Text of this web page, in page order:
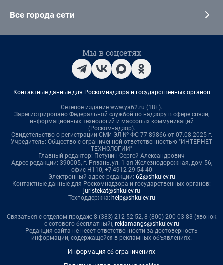
Все города сети
Мы в соцсетях
Контактные данные для Роскомнадзора и государственных органов
Сетевое издание www.ya62.ru (18+).
Зарегистрировано Федеральной службой по надзору в сфере связи,
информационных технологий и массовых коммуникаций
(Роскомнадзор).
Свидетельство о регистрации СМИ ЭЛ № ФС 77-89866 от 07.08.2025 г.
Учредитель: Общество с ограниченной ответственностью "ИНТЕРНЕТ
ТЕХНОЛОГИИ"
Главный редактор: Петунин Сергей Александрович
Адрес редакции: 390005, г. Рязань, ул. 1-ая Железнодорожная, дом 56,
офис Н110, +7-4912-29-54-40
Электронный адрес редакции: 62@shkulev.ru
Контактные данные для Роскомнадзора и государственных органов:
juristekat@shkulev.ru
Техподдержка: help@shkulev.ru
Связаться с отделом продаж: 8 (383) 212-52-52, 8 (800) 200-03-83 (звонок
с сотового бесплатный), reklamangs@shkulev.ru
Редакция сайта не несет ответственности за достоверность
информации, содержащейся в рекламных объявлениях.
Информация об ограничениях